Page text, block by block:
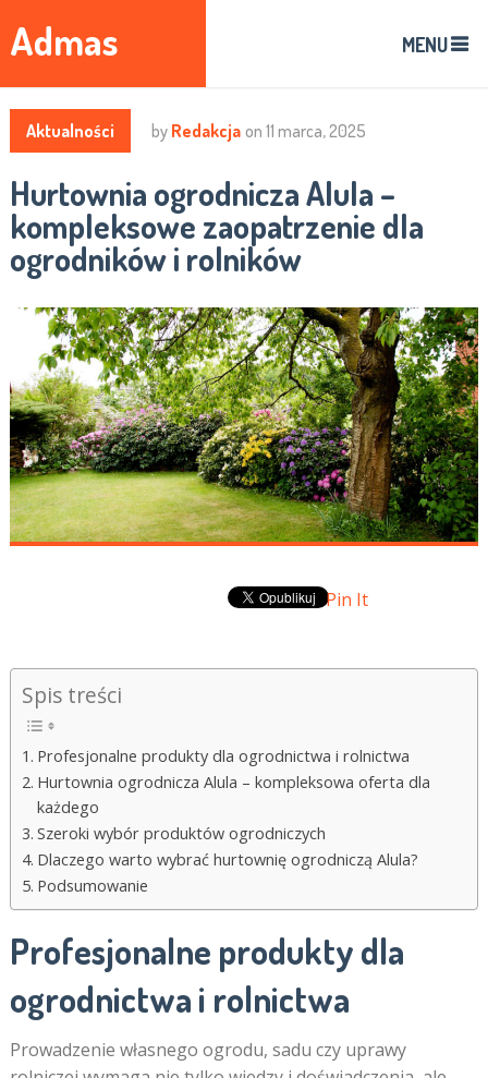
Admas MENU
Aktualności by Redakcja on 11 marca, 2025
Hurtownia ogrodnicza Alula –
kompleksowe zaopatrzenie dla
ogrodników i rolników
Pin It
Spis treści
Profesjonalne produkty dla ogrodnictwa i rolnictwa
Hurtownia ogrodnicza Alula – kompleksowa oferta dla
każdego
Szeroki wybór produktów ogrodniczych
Dlaczego warto wybrać hurtownię ogrodniczą Alula?
Podsumowanie
Profesjonalne produkty dla
ogrodnictwa i rolnictwa
Prowadzenie własnego ogrodu, sadu czy uprawy